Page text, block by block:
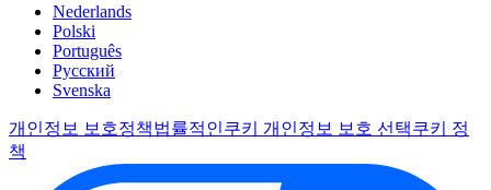
Nederlands
Polski
Português
Pусский
Svenska
개인정보 보호정책법률적인쿠키 개인정보 보호 선택쿠키 정
책